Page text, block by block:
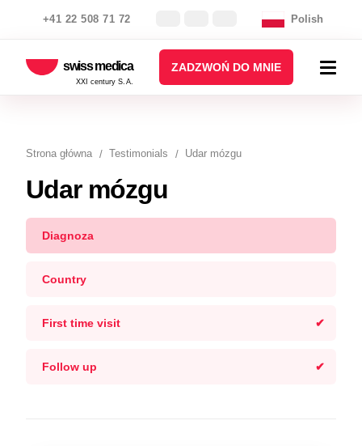
+41 22 508 71 72 Polish
swiss medica
XXI century S.A.
ZADZWOŃ DO MNIE
Strona główna Testimonials Udar mózgu
Udar mózgu
Diagnoza
Country
First time visit
Follow up